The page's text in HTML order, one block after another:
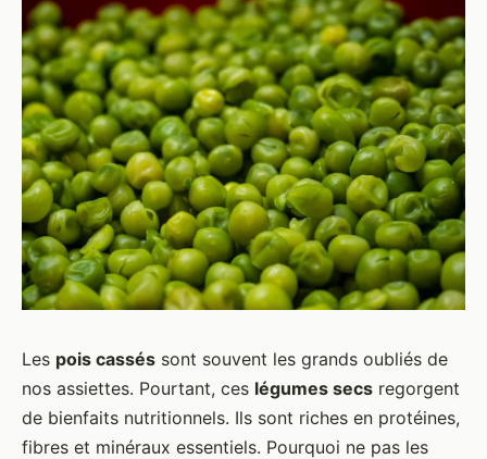
Les pois cassés sont souvent les grands oubliés de
nos assiettes. Pourtant, ces légumes secs regorgent
de bienfaits nutritionnels. Ils sont riches en protéines,
fibres et minéraux essentiels. Pourquoi ne pas les